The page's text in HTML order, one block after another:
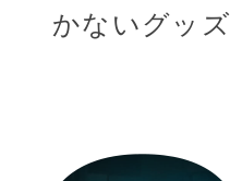
かないグッズ